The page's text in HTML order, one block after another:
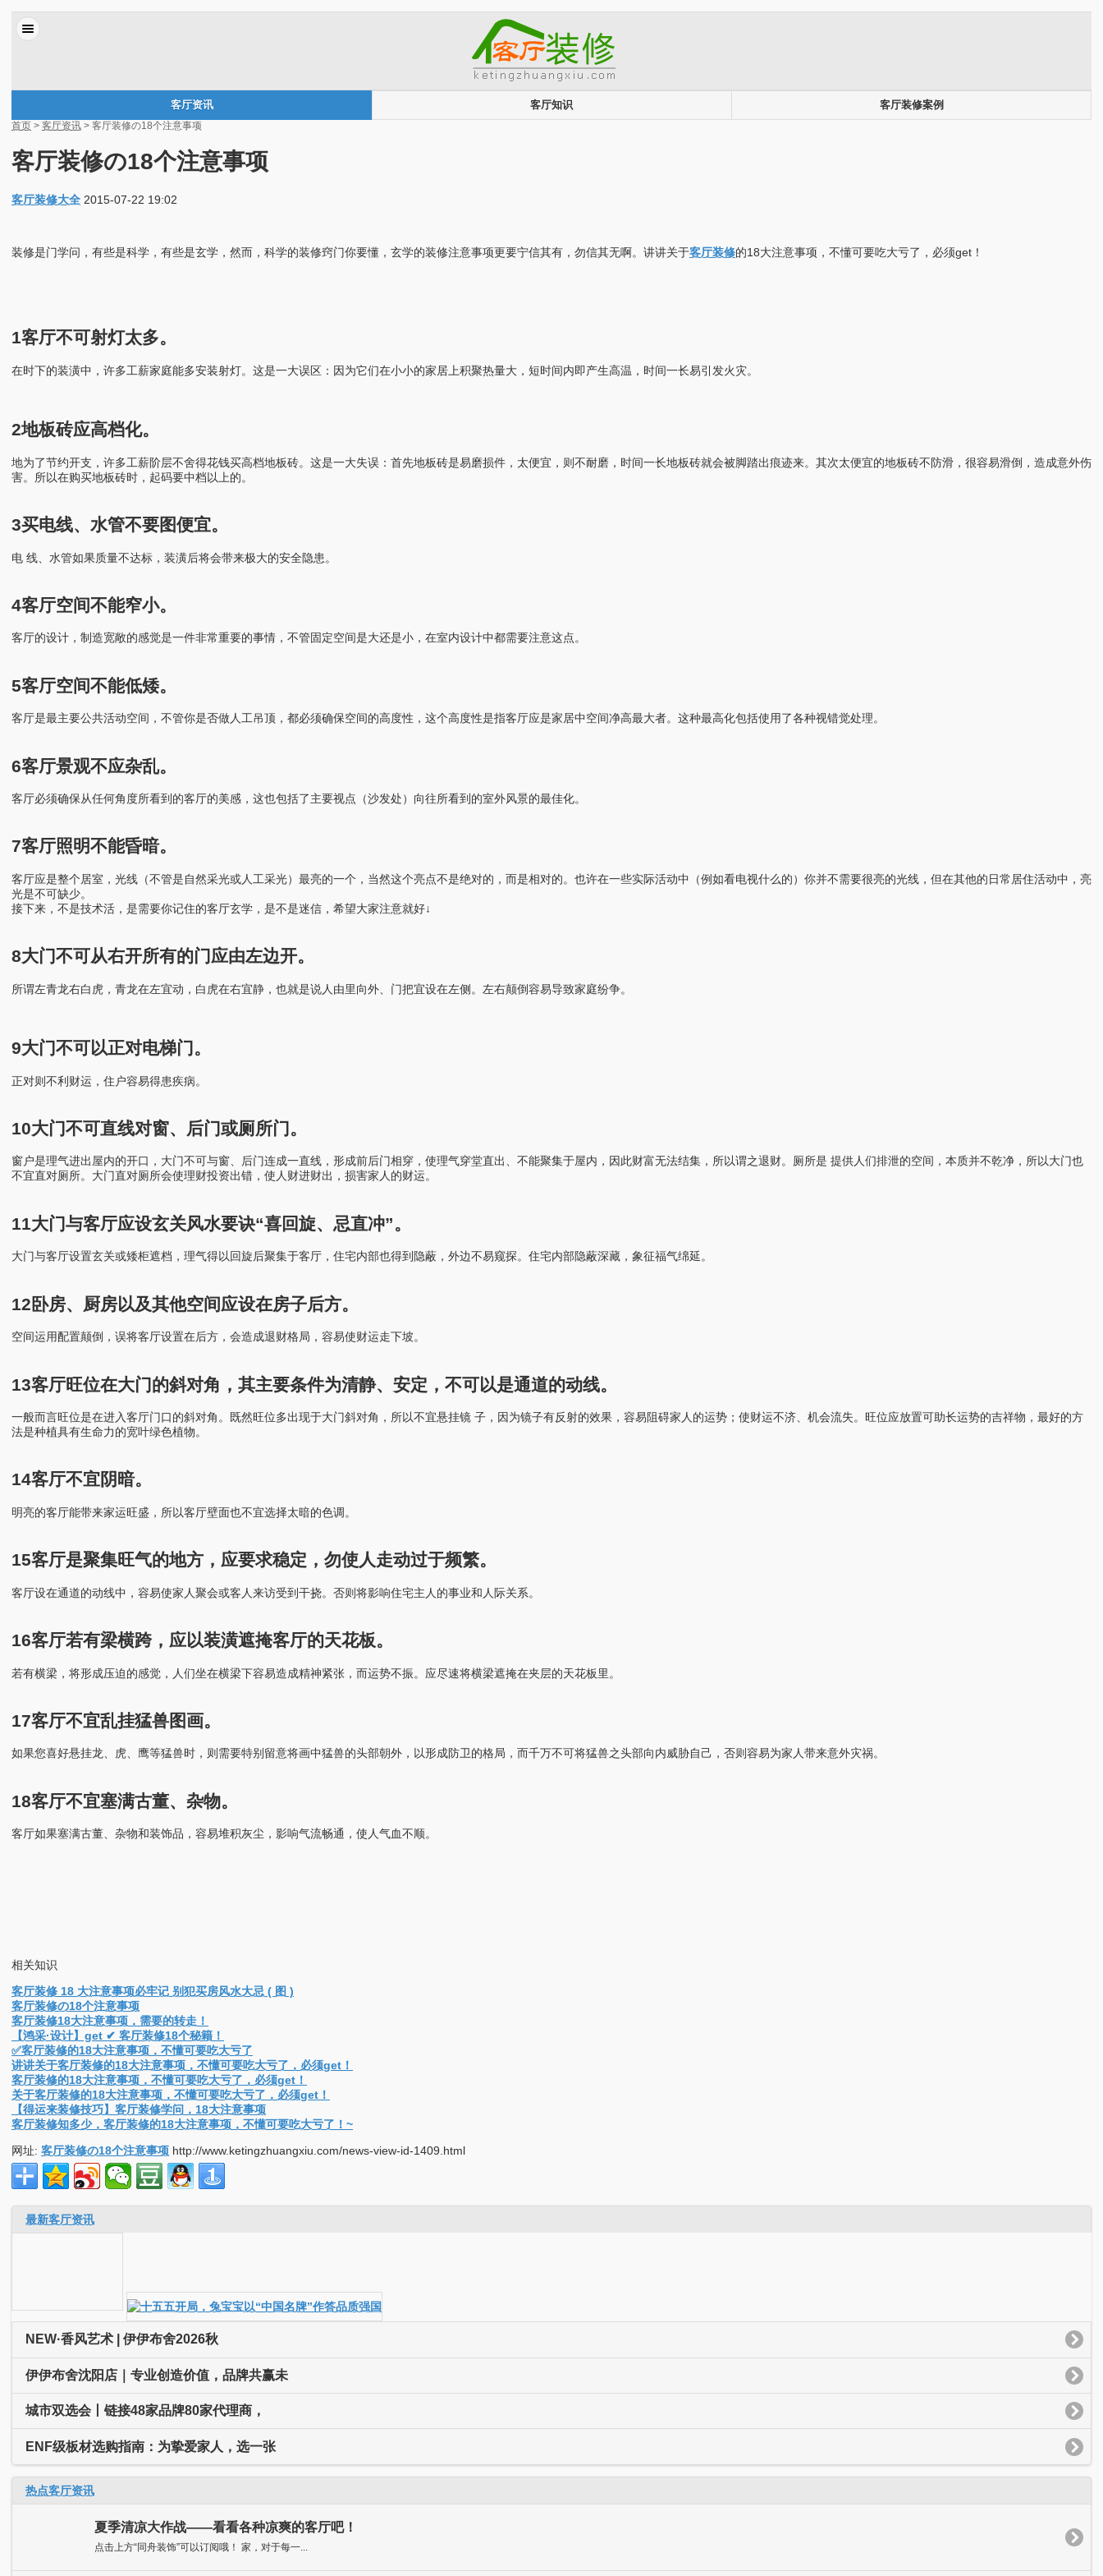
客厅资讯 客厅知识
客厅装修案例
首页 > 客厅资讯 > 客厅装修の18个注意事项
客厅装修の18个注意事项
客厅装修大全 2015-07-22 19:02
装修是门学问，有些是科学，有些是玄学，然而，科学的装修窍门你要懂，玄学的装修注意事项更要宁信其有，勿信其无啊。讲讲关于客厅装修的18大注意事项，不懂可要吃大亏了，必须get！
1客厅不可射灯太多。
在时下的装潢中，许多工薪家庭能多安装射灯。这是一大误区：因为它们在小小的家居上积聚热量大，短时间内即产生高温，时间一长易引发火灾。
2地板砖应高档化。
地为了节约开支，许多工薪阶层不舍得花钱买高档地板砖。这是一大失误：首先地板砖是易磨损件，太便宜，则不耐磨，时间一长地板砖就会被脚踏出痕迹来。其次太便宜的地板砖不防滑，很容易滑倒，造成意外伤
害。所以在购买地板砖时，起码要中档以上的。
3买电线、水管不要图便宜。
电 线、水管如果质量不达标，装潢后将会带来极大的安全隐患。
4客厅空间不能窄小。
客厅的设计，制造宽敞的感觉是一件非常重要的事情，不管固定空间是大还是小，在室内设计中都需要注意这点。
5客厅空间不能低矮。
客厅是最主要公共活动空间，不管你是否做人工吊顶，都必须确保空间的高度性，这个高度性是指客厅应是家居中空间净高最大者。这种最高化包括使用了各种视错觉处理。
6客厅景观不应杂乱。
客厅必须确保从任何角度所看到的客厅的美感，这也包括了主要视点（沙发处）向往所看到的室外风景的最佳化。
7客厅照明不能昏暗。
客厅应是整个居室，光线（不管是自然采光或人工采光）最亮的一个，当然这个亮点不是绝对的，而是相对的。也许在一些实际活动中（例如看电视什么的）你并不需要很亮的光线，但在其他的日常居住活动中，亮
光是不可缺少。
接下来，不是技术活，是需要你记住的客厅玄学，是不是迷信，希望大家注意就好↓
8大门不可从右开所有的门应由左边开。
所谓左青龙右白虎，青龙在左宜动，白虎在右宜静，也就是说人由里向外、门把宜设在左侧。左右颠倒容易导致家庭纷争。
9大门不可以正对电梯门。
正对则不利财运，住户容易得患疾病。
10大门不可直线对窗、后门或厕所门。
窗户是理气进出屋内的开口，大门不可与窗、后门连成一直线，形成前后门相穿，使理气穿堂直出、不能聚集于屋内，因此财富无法结集，所以谓之退财。厕所是 提供人们排泄的空间，本质并不乾净，所以大门也
不宜直对厕所。大门直对厕所会使理财投资出错，使人财进财出，损害家人的财运。
11大门与客厅应设玄关风水要诀“喜回旋、忌直冲”。
大门与客厅设置玄关或矮柜遮档，理气得以回旋后聚集于客厅，住宅内部也得到隐蔽，外边不易窥探。住宅内部隐蔽深藏，象征福气绵延。
12卧房、厨房以及其他空间应设在房子后方。
空间运用配置颠倒，误将客厅设置在后方，会造成退财格局，容易使财运走下坡。
13客厅旺位在大门的斜对角，其主要条件为清静、安定，不可以是通道的动线。
一般而言旺位是在进入客厅门口的斜对角。既然旺位多出现于大门斜对角，所以不宜悬挂镜 子，因为镜子有反射的效果，容易阻碍家人的运势；使财运不济、机会流失。旺位应放置可助长运势的吉祥物，最好的方
法是种植具有生命力的宽叶绿色植物。
14客厅不宜阴暗。
明亮的客厅能带来家运旺盛，所以客厅壁面也不宜选择太暗的色调。
15客厅是聚集旺气的地方，应要求稳定，勿使人走动过于频繁。
客厅设在通道的动线中，容易使家人聚会或客人来访受到干挠。否则将影响住宅主人的事业和人际关系。
16客厅若有梁横跨，应以装潢遮掩客厅的天花板。
若有横梁，将形成压迫的感觉，人们坐在横梁下容易造成精神紧张，而运势不振。应尽速将横梁遮掩在夹层的天花板里。
17客厅不宜乱挂猛兽图画。
如果您喜好悬挂龙、虎、鹰等猛兽时，则需要特别留意将画中猛兽的头部朝外，以形成防卫的格局，而千万不可将猛兽之头部向内威胁自己，否则容易为家人带来意外灾祸。
18客厅不宜塞满古董、杂物。
客厅如果塞满古董、杂物和装饰品，容易堆积灰尘，影响气流畅通，使人气血不顺。
相关知识
客厅装修 18 大注意事项必牢记 别犯买房风水大忌 ( 图 )
客厅装修の18个注意事项
客厅装修18大注意事项，需要的转走！
【鸿采·设计】get ✔ 客厅装修18个秘籍！
✅客厅装修的18大注意事项，不懂可要吃大亏了
讲讲关于客厅装修的18大注意事项，不懂可要吃大亏了，必须get！
客厅装修的18大注意事项，不懂可要吃大亏了，必须get！
关于客厅装修的18大注意事项，不懂可要吃大亏了，必须get！
【得运来装修技巧】客厅装修学问，18大注意事项
客厅装修知多少，客厅装修的18大注意事项，不懂可要吃大亏了！~
网址: 客厅装修の18个注意事项 http://www.ketingzhuangxiu.com/news-view-id-1409.html
最新客厅资讯
NEW·香风艺术 | 伊伊布舍2026秋
伊伊布舍沈阳店｜专业创造价值，品牌共赢未
城市双选会丨链接48家品牌80家代理商，
ENF级板材选购指南：为挚爱家人，选一张
热点客厅资讯
夏季清凉大作战——看看各种凉爽的客厅吧！
点击上方“同舟装饰”可以订阅哦！ 家，对于每一...